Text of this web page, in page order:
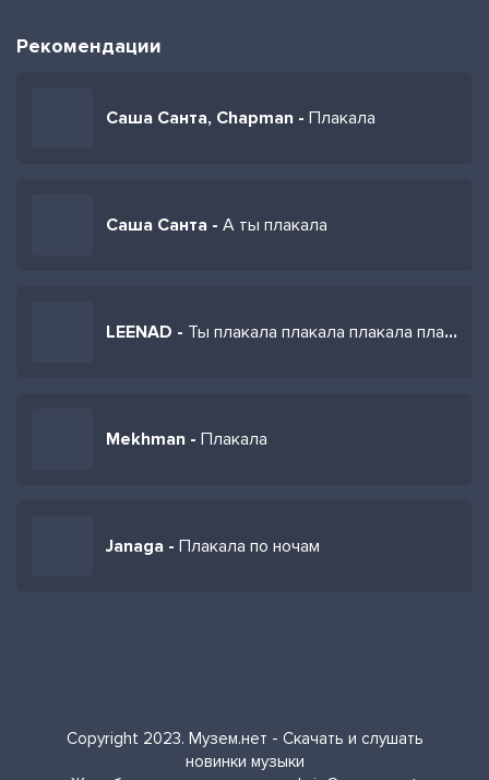
Рекомендации
Саша Санта, Chapman - Плакала
Саша Санта - А ты плакала
LEENAD - Ты плакала плакала плакала плакала плакала
Mekhman - Плакала
Janaga - Плакала по ночам
Copyright 2023. Музем.нет - Скачать и слушать
новинки музыки